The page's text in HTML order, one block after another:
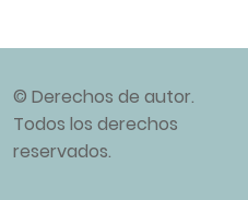
© Derechos de autor.
Todos los derechos
reservados.